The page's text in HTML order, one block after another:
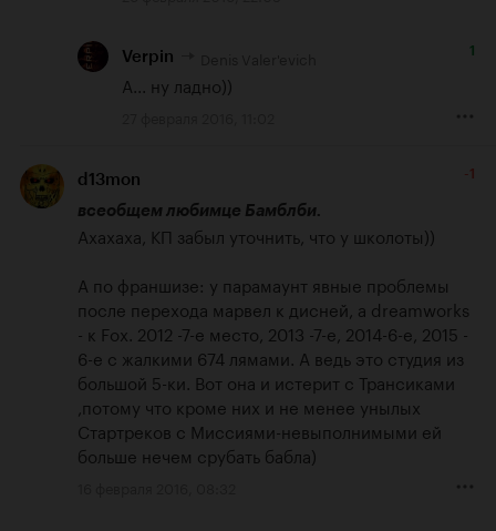
Verpin 1
А... ну ладно))
d13mon -1
всеобщем любимце Бамблби.
Ахахаха, КП забыл уточнить, что у школоты))
А по франшизе: у парамаунт явные проблемы
после перехода марвел к дисней, а dreamworks
- к Fox. 2012 -7-е место, 2013 -7-е, 2014-6-е, 2015 -
6-е с жалкими 674 лямами. А ведь это студия из
большой 5-ки. Вот она и истерит с Трансиками
,потому что кроме них и не менее унылых
Стартреков с Миссиями-невыполнимыми ей
больше нечем срубать бабла)